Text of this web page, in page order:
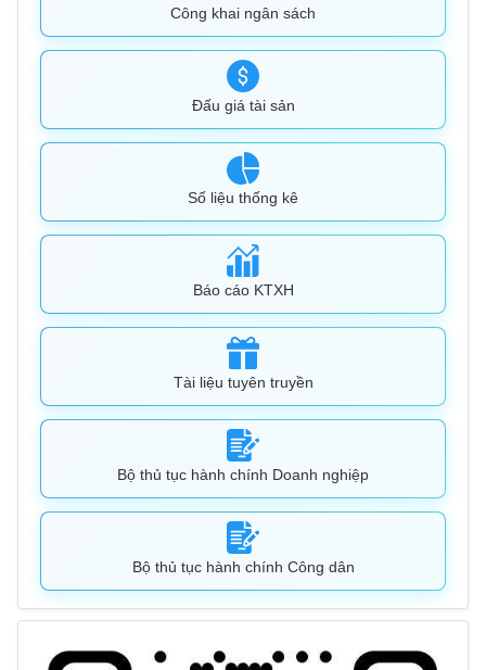
Công khai ngân sách
Đấu giá tài sản
Số liệu thống kê
Báo cáo KTXH
Tài liệu tuyên truyền
Bộ thủ tục hành chính Doanh nghiệp
Bộ thủ tục hành chính Công dân